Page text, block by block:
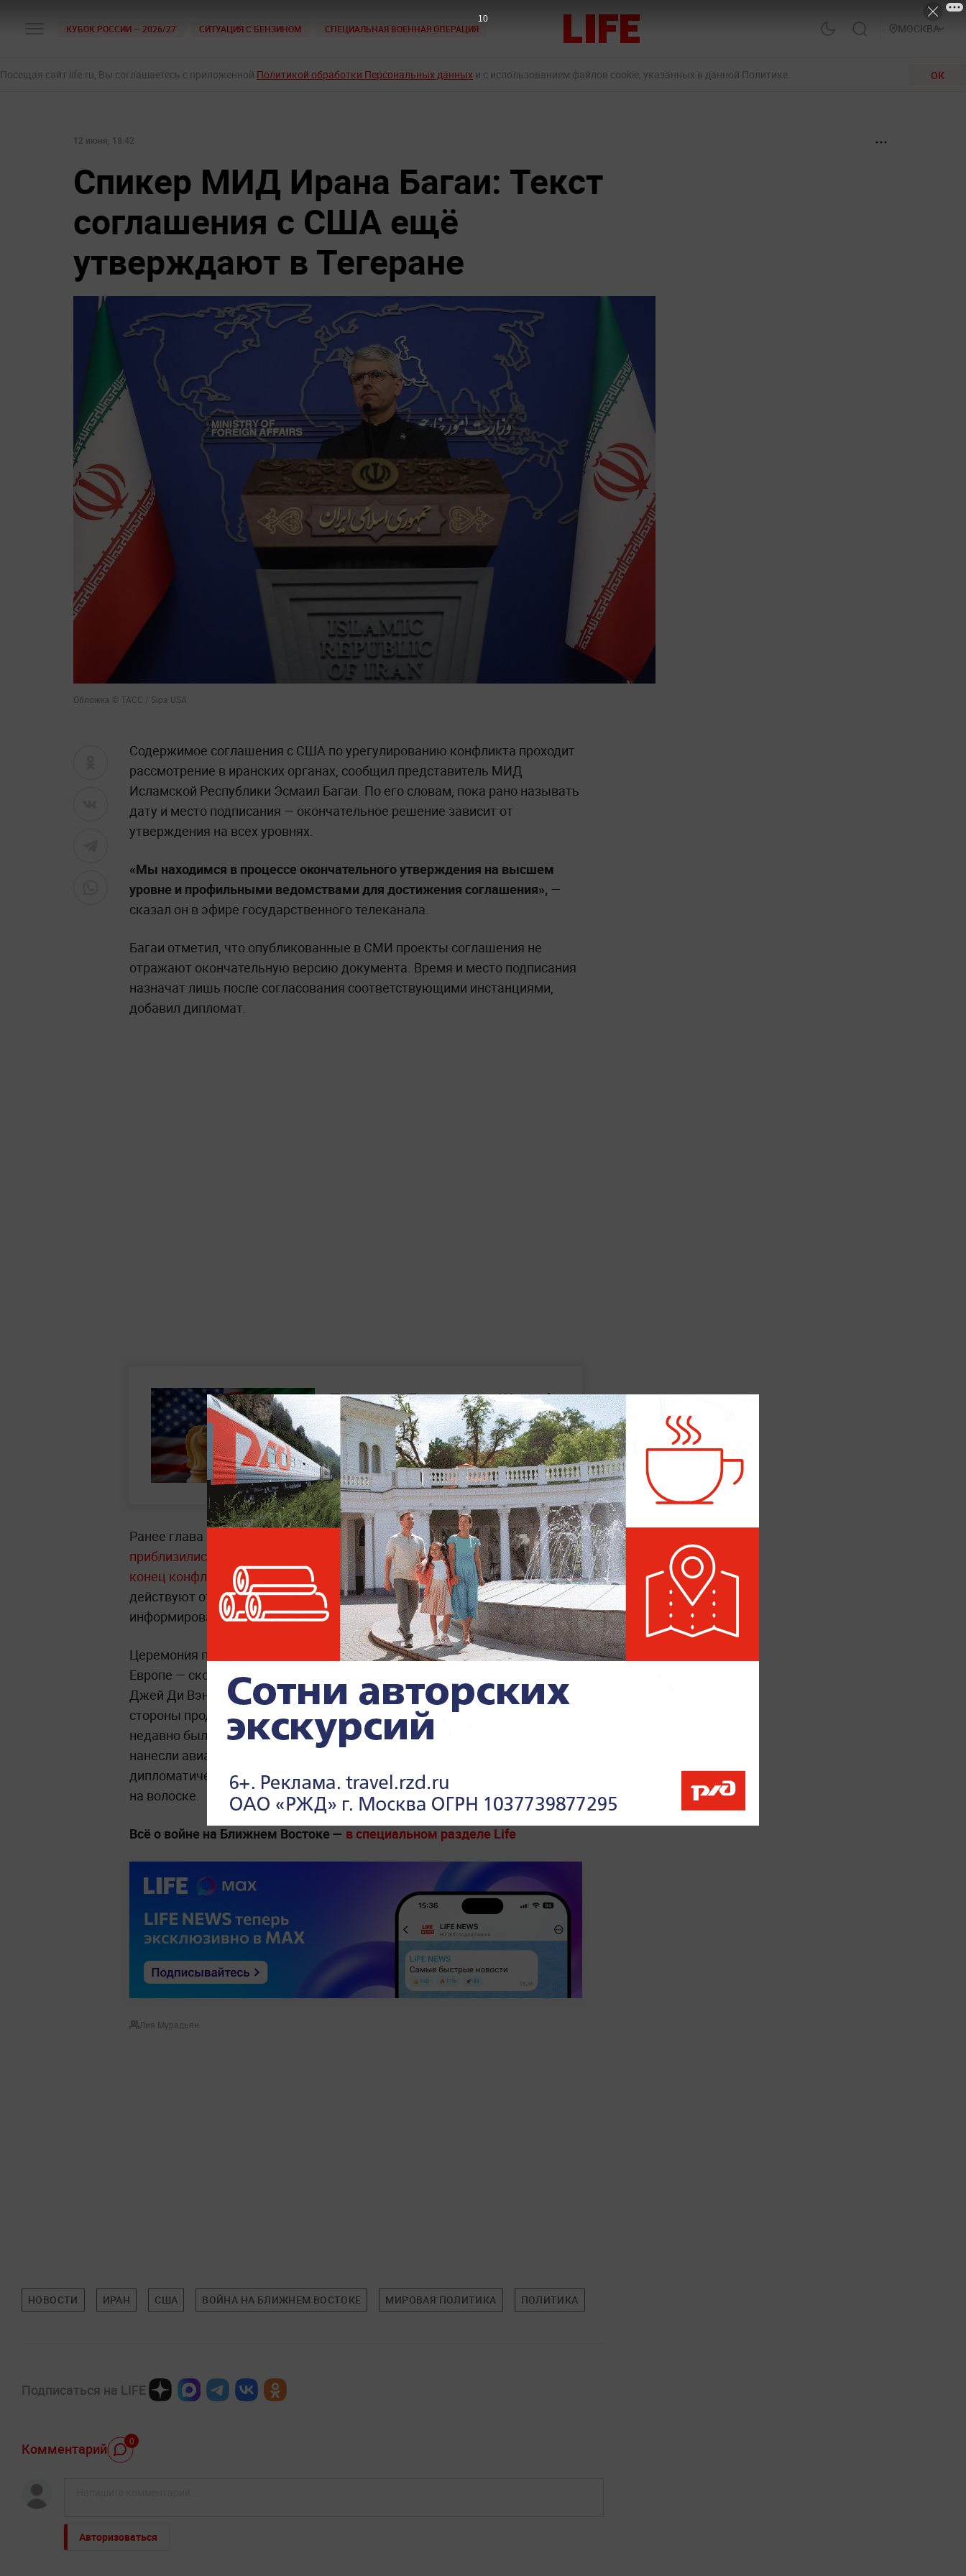
КУБОК РОССИИ — 2026/27 СИТУАЦИЯ С БЕНЗИНОМ СПЕЦИАЛЬНАЯ ВОЕННАЯ ОПЕРАЦИЯ МОСКВА
Посещая сайт life.ru, Вы соглашаетесь с приложенной Политикой обработки Персональных данных и с использованием файлов cookie, указанных в данной Политике. ОК
12 июня, 18:42
Спикер МИД Ирана Багаи: Текст
соглашения с США ещё
утверждают в Тегеране
Обложка © ТАСС / Sipa USA
Содержимое соглашения с США по урегулированию конфликта проходит
рассмотрение в иранских органах, сообщил представитель МИД
Исламской Республики Эсмаил Багаи. По его словам, пока рано называть
дату и место подписания — окончательное решение зависит от
утверждения на всех уровнях.
«Мы находимся в процессе окончательного утверждения на высшем
уровне и профильными ведомствами для достижения соглашения», —
сказал он в эфире государственного телеканала.
Багаи отметил, что опубликованные в СМИ проекты соглашения не
отражают окончательную версию документа. Время и место подписания
назначат лишь после согласования соответствующими инстанциями,
добавил дипломат.
Премьер Пакистана Шариф:
США и Иран согласовали
финальный текст мирного
договора
Ранее глава МИД Ирана Аббас
Аракчи заявлял, что Тегеран и Вашингтон
приблизились к подписанию меморандума, который должен положить
конец конфликту. Дипломат подчеркнул, что официальные лица
действуют ответственно и открыто, и пообещал своевременное
информирование общественности о деталях договорённостей.
Церемония подписания может пройти уже в ближайшие выходные в
Европе — скорее всего, в Женеве, — с участием вице-президента США
Джей Ди Вэнса. Однако обстановка остаётся крайне напряжённой:
стороны продолжают наносить взаимные военные удары, в том числе
недавно был уничтожен американский вертолёт Apache, после чего США
нанесли авиаудары по иранским объектам. Таким образом, хотя
дипломатические контуры соглашения уже обозначены, его судьба висит
на волоске.
Всё о войне на Ближнем Востоке — в специальном разделе Life
Лия Мурадьян
НОВОСТИ ИРАН США ВОЙНА НА БЛИЖНЕМ ВОСТОКЕ МИРОВАЯ ПОЛИТИКА ПОЛИТИКА
Подписаться на LIFE
Комментарий 0
Авторизоваться
9